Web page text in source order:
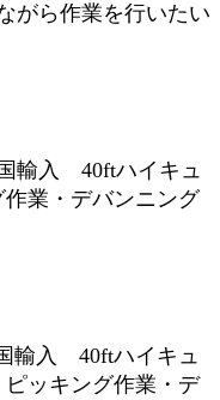
がら作業を行いたい
輸入 40ftハイキュ
作業 ・デバンニング
輸入
40ftハイキュ
ピッキング作業・デ